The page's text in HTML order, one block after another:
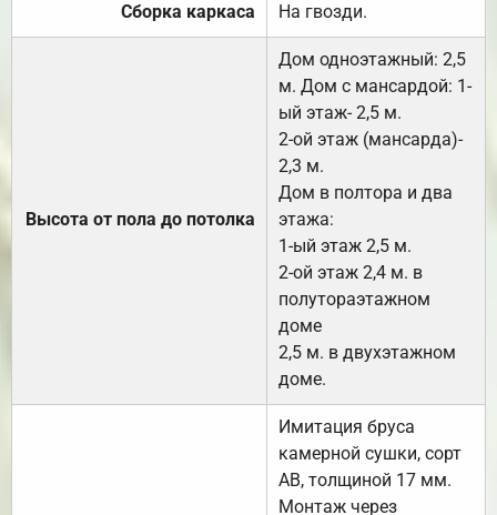
Сборка каркаса На гвозди.
Высота от пола до потолка
Дом одноэтажный: 2,5
м. Дом с мансардой: 1-
ый этаж- 2,5 м.
2-ой этаж (мансарда)-
2,3 м.
Дом в полтора и два
этажа:
1-ый этаж 2,5 м.
2-ой этаж 2,4 м. в
полутораэтажном
доме
2,5 м. в двухэтажном
доме.
Имитация бруса
камерной сушки, сорт
АВ, толщиной 17 мм.
Монтаж через